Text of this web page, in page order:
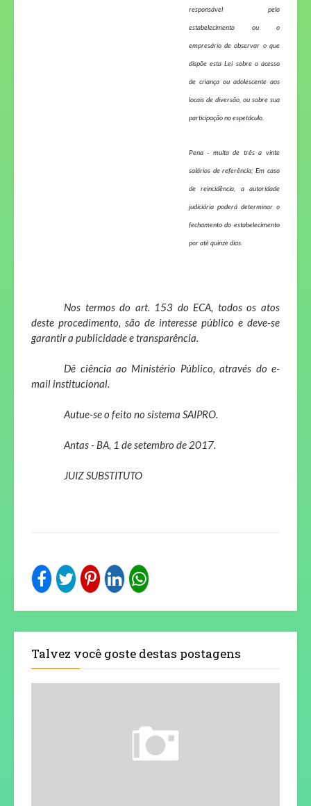
responsável pelo
estabelecimento ou o
empresário de observar o que
dispõe esta Lei sobre o acesso
de criança ou adolescente aos
locais de diversão, ou sobre sua
participação no espetáculo.
Pena - multa de três a vinte
salários de referência; Em caso
de reincidência, a autoridade
judiciária poderá determinar o
fechamento do estabelecimento
por até quinze dias.
Nos termos do art. 153 do ECA, todos os atos
deste procedimento, são de interesse público e deve-se
garantir a publicidade e transparência.
Dê ciência ao Ministério Público, através do e-
mail institucional.
Autue-se o feito no sistema SAIPRO.
Antas - BA, 1 de setembro de 2017.
JUIZ SUBSTITUTO
Talvez você goste destas postagens